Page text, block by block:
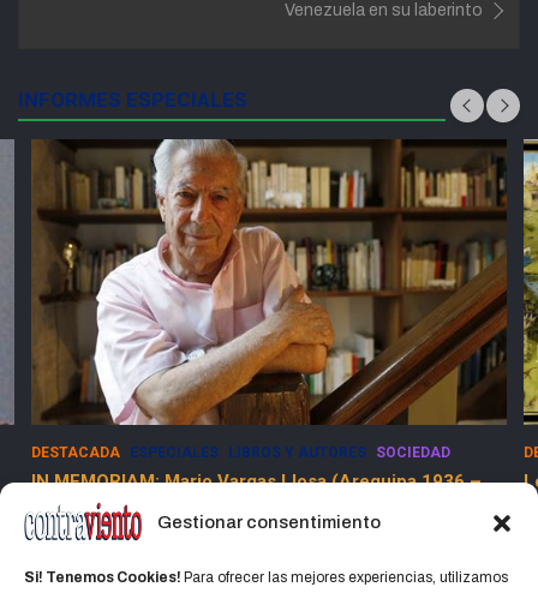
Gestionar consentimiento
Si! Tenemos Cookies! Para ofrecer las mejores experiencias, utilizamos
Venezuela en su laberinto
INFORMES ESPECIALES
DESTACADA ESPECIALES SOCIEDAD
Los Dolores de la Guerra Flamenca
13 marzo, 2025 Jorge Martinez Jorge